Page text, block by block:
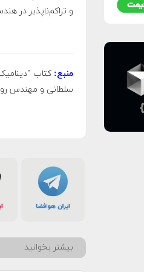
و تراکم‌ناپذیر در
منبع:
سلطانی و مهندس
بیشتر بخوانید